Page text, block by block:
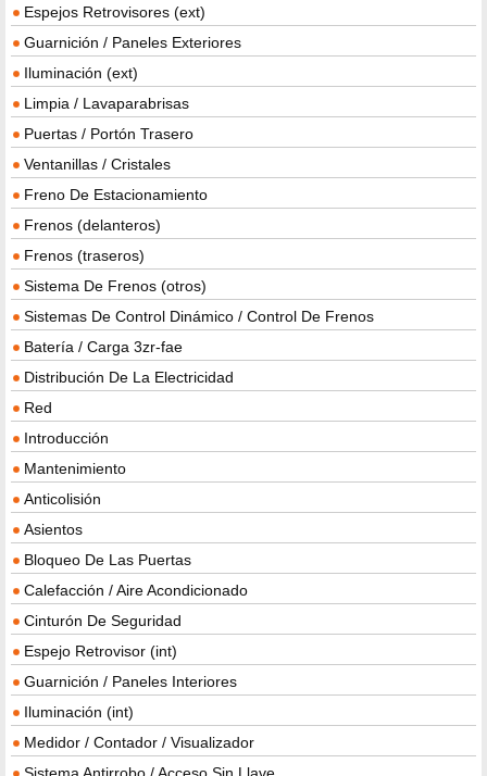
Espejos Retrovisores (ext)
Guarnición / Paneles Exteriores
Iluminación (ext)
Limpia / Lavaparabrisas
Puertas / Portón Trasero
Ventanillas / Cristales
Freno De Estacionamiento
Frenos (delanteros)
Frenos (traseros)
Sistema De Frenos (otros)
Sistemas De Control Dinámico / Control De Frenos
Batería / Carga 3zr-fae
Distribución De La Electricidad
Red
Introducción
Mantenimiento
Anticolisión
Asientos
Bloqueo De Las Puertas
Calefacción / Aire Acondicionado
Cinturón De Seguridad
Espejo Retrovisor (int)
Guarnición / Paneles Interiores
Iluminación (int)
Medidor / Contador / Visualizador